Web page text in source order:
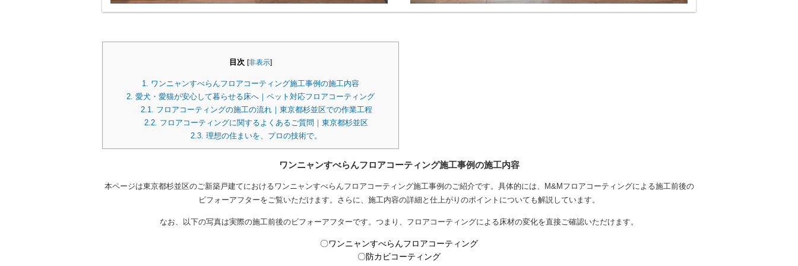
目次 [非表示]
1.
ワンニャンすべらんフロアコーティング施工事例の施工内容
2. 愛犬・愛猫が安心して暮らせる床へ｜ペット対応フロアコーティング
2.1.
フロアコーティングの施工の流れ｜東京都杉並区での作業工程
2.2. フロアコーティングに関するよくあるご質問｜東京都杉並区
2.3. 理想の住まいを、プロの技術で。
ワンニャンすべらんフロアコーティング施工事例の施工内容
本ページは東京都杉並区のご新築戸建てにおけるワンニャンすべらんフロアコーティング施工事例のご紹介です。具体的には、M&Mフロアコーティングによる施工前後の
ビフォーアフターをご覧いただけます。さらに、施工内容の詳細と仕上がりのポイントについても解説しています。
なお、以下の写真は実際の施工前後のビフォーアフターです。つまり、フロアコーティングによる床材の変化を直接ご確認いただけます。
〇ワンニャンすべらんフロアコーティング
〇防カビコーティング